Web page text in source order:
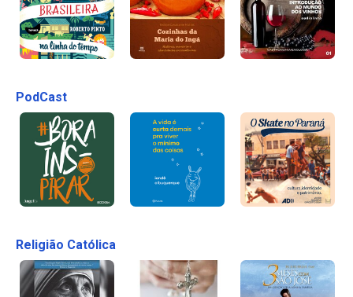
PodCast
Religião Católica